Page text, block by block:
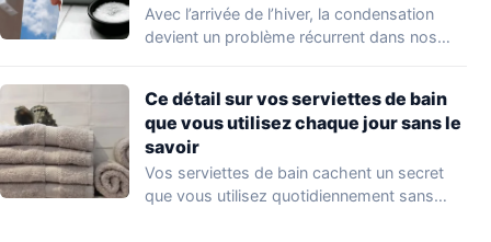
Avec l’arrivée de l’hiver, la condensation
devient un problème récurrent dans nos
Ce détail sur vos serviettes de bain
que vous utilisez chaque jour sans le
savoir
Vos serviettes de bain cachent un secret
que vous utilisez quotidiennement sans